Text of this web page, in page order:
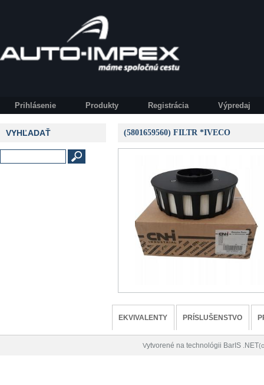
Prihlásenie Produkty Registrácia Výpredaj
VYHĽADAŤ (5801659560) FILTR *IVECO
EKVIVALENTY PRÍSLUŠENSTVO
Vytvorené na technológii BarIS .NET